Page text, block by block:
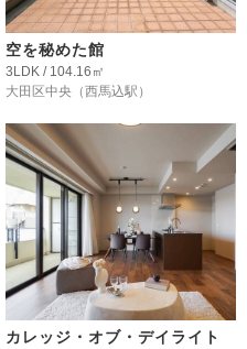
空を秘めた館
3LDK / 104.16㎡
大田区中央 （西馬込駅）
カレッジ・オブ・デイライト